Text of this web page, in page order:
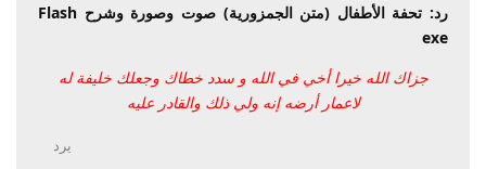
رد: تحفة الأطفال (متن الجمزورية) صوت وصورة وشرح Flash
exe
جزاك الله خيرا أخي في الله و سدد خطاك وجعلك خليفة له
لاعمار أرضه إنه ولي ذلك والقادر عليه
يرد